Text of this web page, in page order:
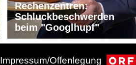
Rechenzentren:
Schluckbeschwerden
beim "Googlhupf"
Impressum/Offenlegung